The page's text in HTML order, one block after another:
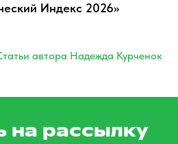
Индекс 2026»
автора Надежда Курченок
на рассылку